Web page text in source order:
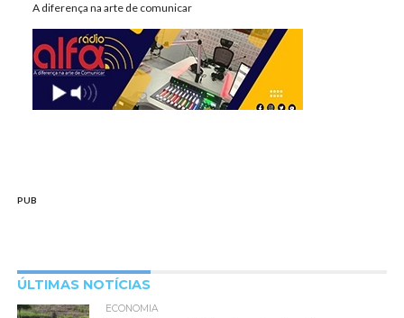
A diferença na arte de comunicar
PUB
ÚLTIMAS NOTÍCIAS
ECONOMIA